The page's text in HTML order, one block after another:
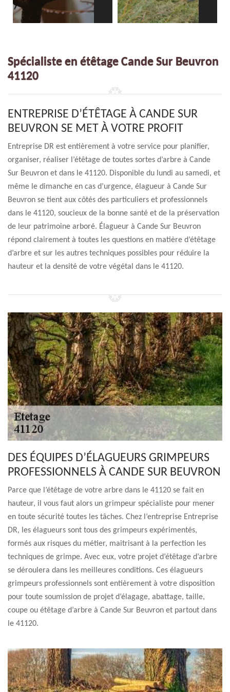
Spécialiste en étêtage Cande Sur Beuvron
41120
ENTREPRISE D’ÉTÊTAGE À CANDE SUR
BEUVRON SE MET À VOTRE PROFIT
Entreprise DR est entièrement à votre service pour planifier,
organiser, réaliser l’étêtage de toutes sortes d’arbre à Cande
Sur Beuvron et dans le 41120. Disponible du lundi au samedi, et
même le dimanche en cas d’urgence, élagueur à Cande Sur
Beuvron se tient aux côtés des particuliers et professionnels
dans le 41120, soucieux de la bonne santé et de la préservation
de leur patrimoine arboré. Élagueur à Cande Sur Beuvron
répond clairement à toutes les questions en matière d’étêtage
d’arbre et sur les autres techniques possibles pour réduire la
hauteur et la densité de votre végétal dans le 41120.
DES ÉQUIPES D’ÉLAGUEURS GRIMPEURS
PROFESSIONNELS À CANDE SUR BEUVRON
Parce que l’étêtage de votre arbre dans le 41120 se fait en
hauteur, il vous faut alors un grimpeur spécialiste pour mener
en toute sécurité toutes les tâches. Chez l’entreprise Entreprise
DR, les élagueurs sont tous des grimpeurs expérimentés,
formés aux risques du métier, maitrisant à la perfection les
techniques de grimpe. Avec eux, votre projet d’étêtage d’arbre
se déroulera dans les meilleures conditions. Ces élagueurs
grimpeurs professionnels sont entièrement à votre disposition
pour toute soumission de projet d’élagage, abattage, taille,
coupe ou étêtage d’arbre à Cande Sur Beuvron et partout dans
le 41120.